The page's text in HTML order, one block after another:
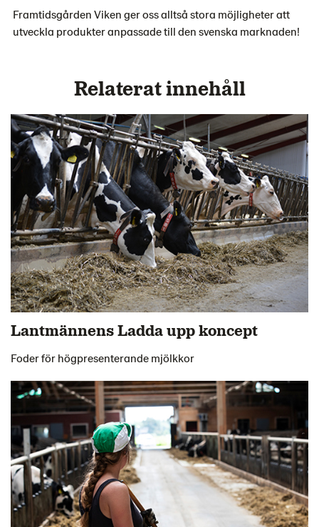
Framtidsgården Viken ger oss alltså stora möjligheter att
utveckla produkter anpassade till den svenska marknaden!
Relaterat innehåll
Lantmännens Ladda upp koncept
Foder för högpresenterande mjölkkor